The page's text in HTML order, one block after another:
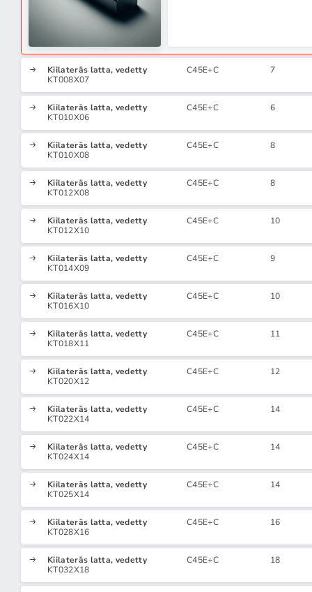
Kiilateräs latta, vedetty
KT008X07
C45E+C 7
Kiilateräs latta, vedetty
KT010X06
C45E+C 6
Kiilateräs latta, vedetty
KT010X08
C45E+C 8
Kiilateräs latta, vedetty
KT012X08
C45E+C 8
Kiilateräs latta, vedetty
KT012X10
C45E+C 10
Kiilateräs latta, vedetty
KT014X09
C45E+C 9
Kiilateräs latta, vedetty
KT016X10
C45E+C 10
Kiilateräs latta, vedetty
KT018X11
C45E+C 11
Kiilateräs latta, vedetty
KT020X12
C45E+C 12
Kiilateräs latta, vedetty
KT022X14
C45E+C 14
Kiilateräs latta, vedetty
KT024X14
C45E+C 14
Kiilateräs latta, vedetty
KT025X14
C45E+C 14
Kiilateräs latta, vedetty
KT028X16
C45E+C 16
Kiilateräs latta, vedetty
KT032X18
C45E+C 18